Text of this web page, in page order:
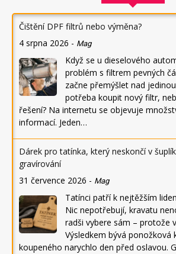
Čištění DPF filtrů nebo výměna?
4 srpna 2026 - Mag
Když se u dieselového
problém s filtrem pevných
začne přemýšlet nad
potřeba koupit nový filtr,
řešení? Na internetu se objevuje
informací. Jeden…
Dárek pro tatínka, který neskončí v
gravírování
31 července 2026 - Mag
Tatínci patří k nejtěžším
Nic nepotřebují, kravatu
radši vybere sám – protože
Výsledkem bývá ponožková
koupeného narychlo den před oslavou.